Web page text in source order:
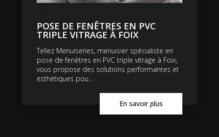
POSE DE FENÊTRES EN PVC
TRIPLE VITRAGE À FOIX
Tellez Menuiseries, menuisier spécialiste en
pose de fenêtres en PVC triple vitrage à Foix,
vous propose des solutions performantes et
esthétiques pou...
En savoir plus